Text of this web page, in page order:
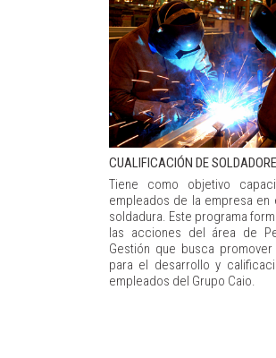
CUALIFICACIÓN DE
Tiene como objetivo
empleados de la empresa en
soldadura. Este programa
las acciones del área de
Gestión que busca promover
para el desarrollo y
empleados del Grupo Caio.